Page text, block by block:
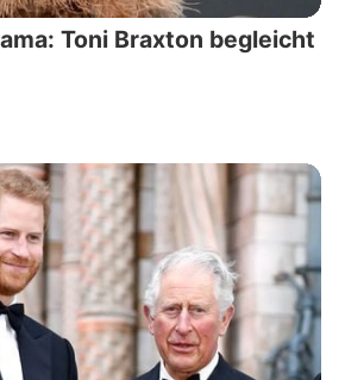
Toni Braxton begleicht